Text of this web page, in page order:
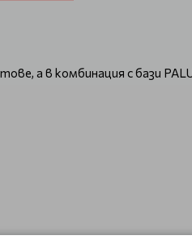
а в комбинация с бази